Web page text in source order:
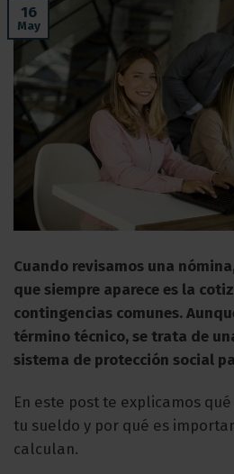
16
May
Cuando revisamos una
que siempre aparece es la
contingencias comunes.
término técnico, se trata de
sistema de protección social
En este post te explicamos
tu sueldo y por qué es
calculan.